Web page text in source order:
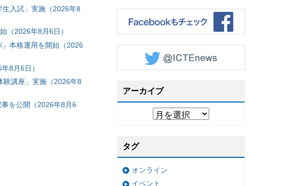
入試」実施（2026年8
（2026年8月6日）
本格運用を開始（2026
8月6日）
験講座」実施（2026年8
を公開（2026年8月6
アーカイブ
タグ
オンライン
イベント